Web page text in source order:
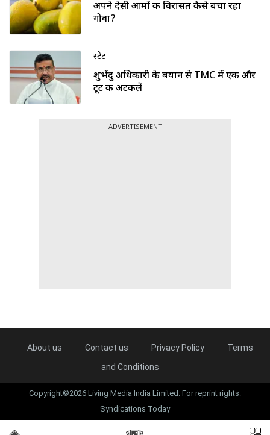
अपने देसी आमों की विरासत कैसे बचा रहा
गोवा?
स्टेट
शुभेंदु अधिकारी के बयान से TMC में एक और
टूट की अटकलें
ADVERTISEMENT
About us Contact us Privacy Policy
Terms
and Conditions
Copyright©2026 Living Media India Limited. For reprint rights:
Syndications Today